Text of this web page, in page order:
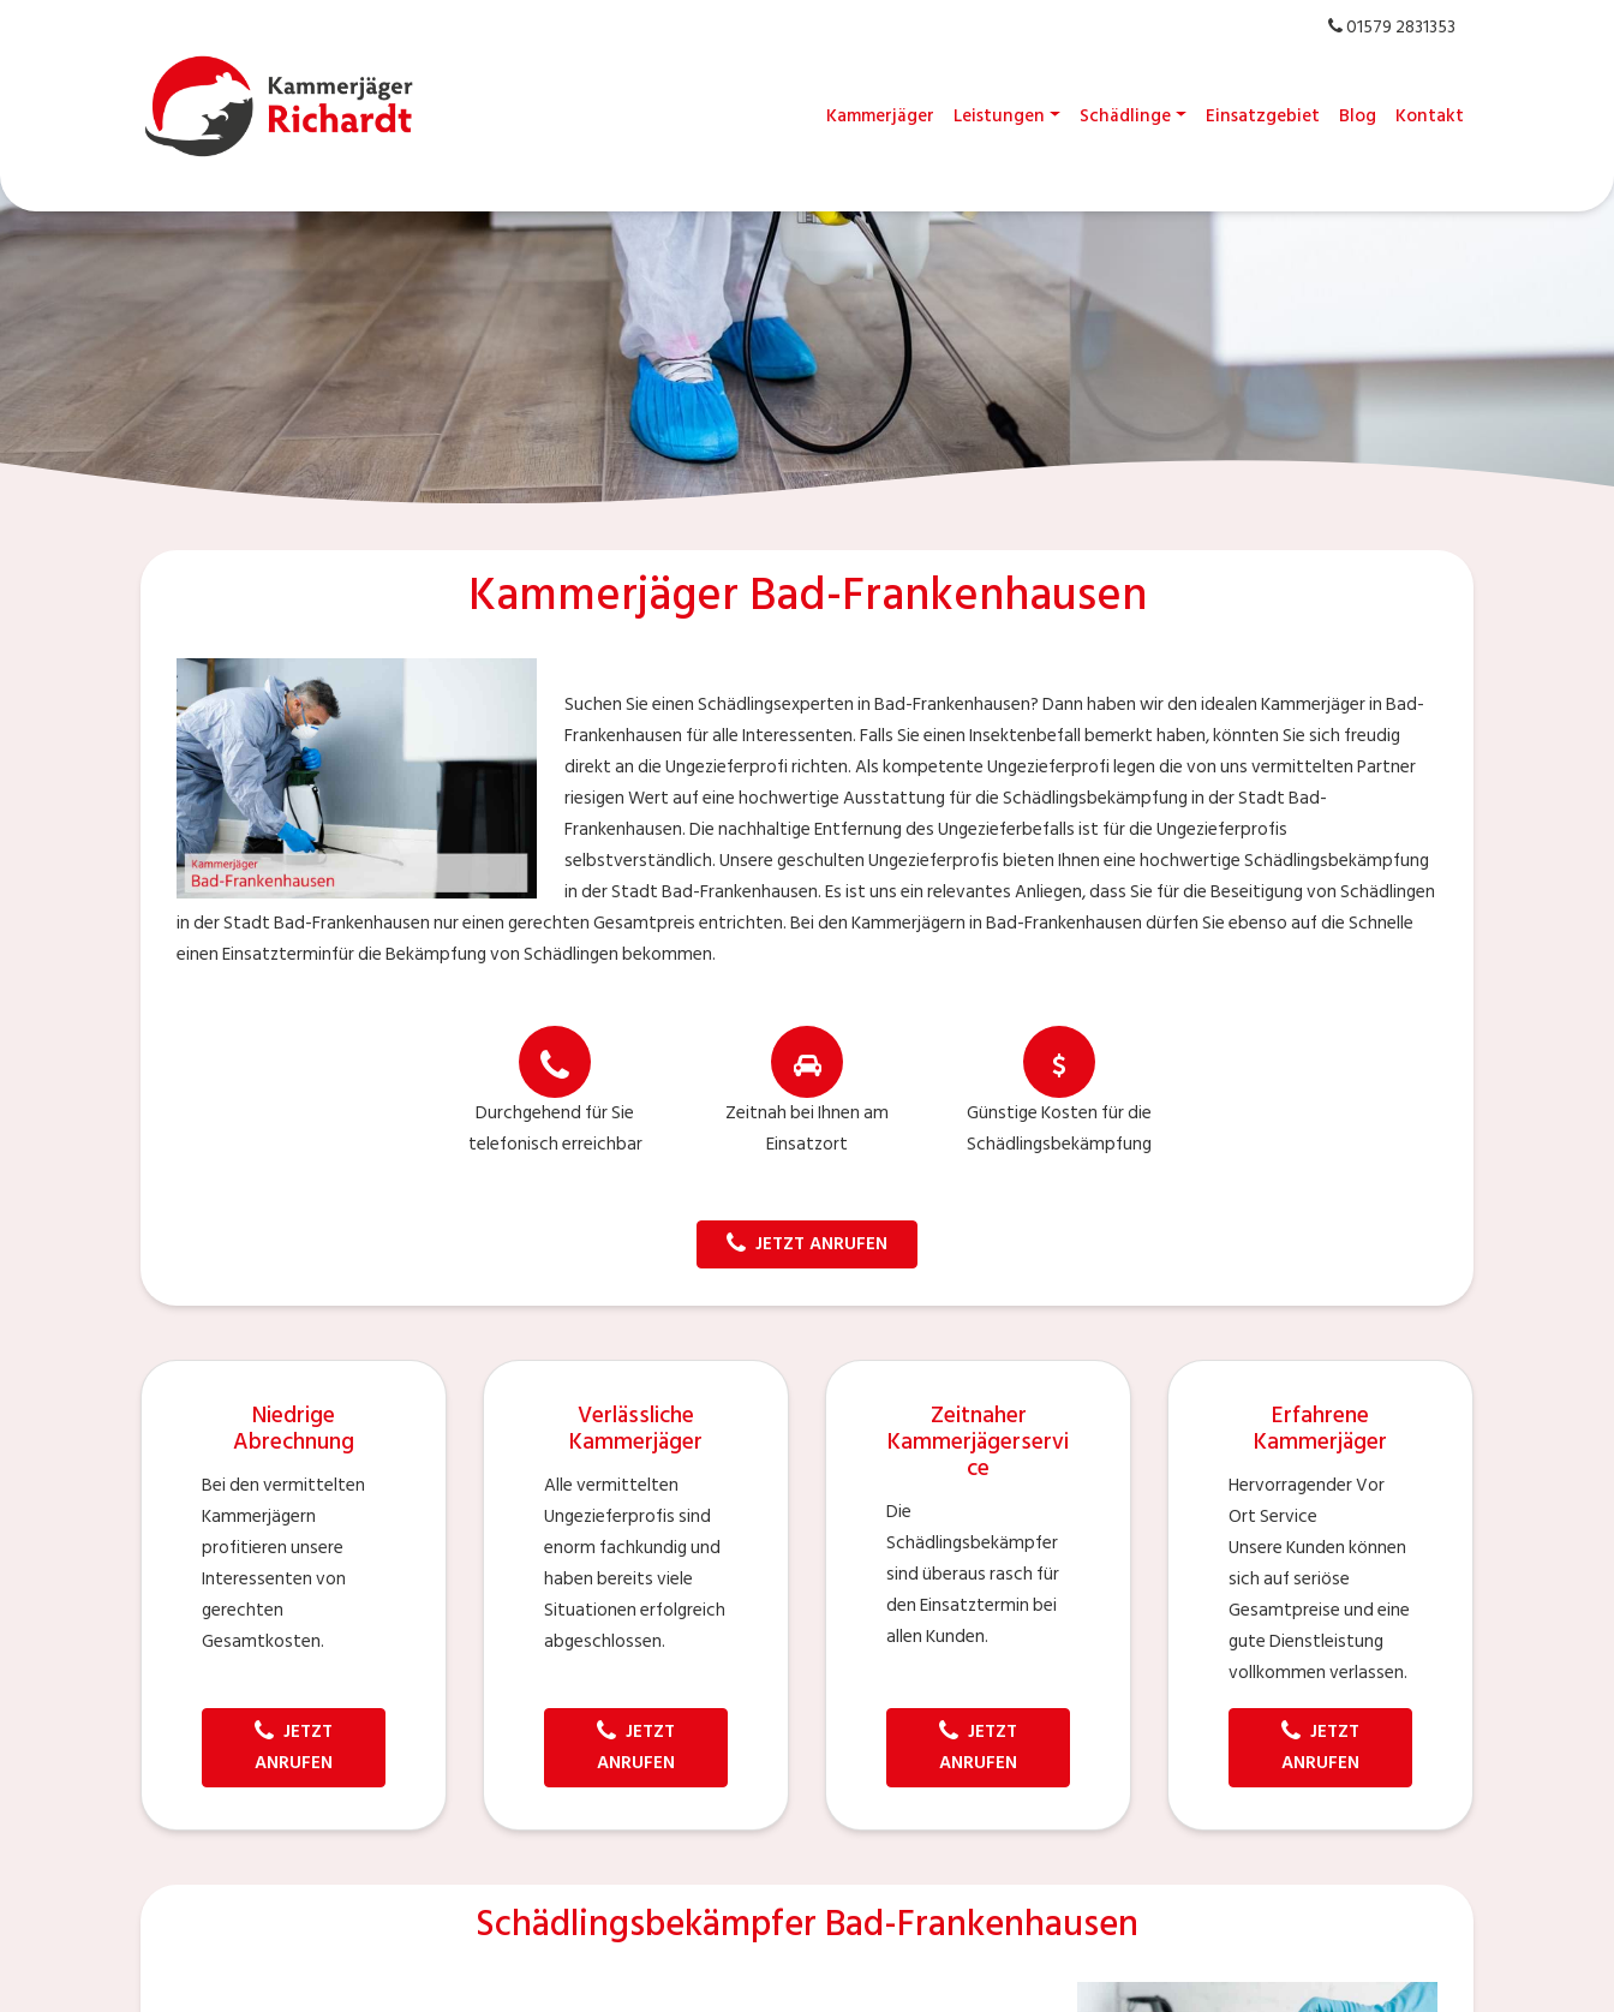
01579 2831353
Kammerjäger Leistungen Schädlinge Einsatzgebiet Blog Kontakt
Kammerjäger Bad-Frankenhausen
Suchen Sie einen Schädlingsexperten in Bad-Frankenhausen? Dann haben wir den idealen Kammerjäger in Bad-
Frankenhausen für alle Interessenten. Falls Sie einen Insektenbefall bemerkt haben, könnten Sie sich freudig
direkt an die Ungezieferprofi richten. Als kompetente Ungezieferprofi legen die von uns vermittelten Partner
riesigen Wert auf eine hochwertige Ausstattung für die Schädlingsbekämpfung in der Stadt Bad-
Frankenhausen. Die nachhaltige Entfernung des Ungezieferbefalls ist für die Ungezieferprofis
selbstverständlich. Unsere geschulten Ungezieferprofis bieten Ihnen eine hochwertige Schädlingsbekämpfung
in der Stadt Bad-Frankenhausen. Es ist uns ein relevantes Anliegen, dass Sie für die Beseitigung von Schädlingen
in der Stadt Bad-Frankenhausen nur einen gerechten Gesamtpreis entrichten. Bei den Kammerjägern in Bad-Frankenhausen dürfen Sie ebenso auf die Schnelle
einen Einsatzterminfür die Bekämpfung von Schädlingen bekommen.
Durchgehend für Sie
telefonisch erreichbar
Zeitnah bei Ihnen am
Einsatzort
Günstige Kosten für die
Schädlingsbekämpfung
JETZT ANRUFEN
Niedrige
Abrechnung
Bei den vermittelten
Kammerjägern
profitieren unsere
Interessenten von
gerechten
Gesamtkosten.
JETZT
ANRUFEN
Verlässliche
Kammerjäger
Alle vermittelten
Ungezieferprofis sind
enorm fachkundig und
haben bereits viele
Situationen erfolgreich
abgeschlossen.
JETZT
ANRUFEN
Zeitnaher
Kammerjägerservi
ce
Die
Schädlingsbekämpfer
sind überaus rasch für
den Einsatztermin bei
allen Kunden.
JETZT
ANRUFEN
Erfahrene
Kammerjäger
Hervorragender Vor
Ort Service
Unsere Kunden können
sich auf seriöse
Gesamtpreise und eine
gute Dienstleistung
vollkommen verlassen.
JETZT
ANRUFEN
Schädlingsbekämpfer Bad-Frankenhausen